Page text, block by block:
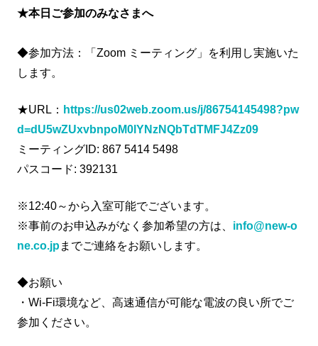
★本日ご参加のみなさまへ
◆参加方法：「Zoom ミーティング」を利用し実施いた
します。
★URL： https://us02web.zoom.us/j/86754145498?pw
d=dU5wZUxvbnpoM0lYNzNQbTdTMFJ4Zz09
ミーティングID: 867 5414 5498
パスコード: 392131
※12:40～から入室可能でございます。
※事前のお申込みがなく参加希望の方は、 info@new-o
ne.co.jpまでご連絡をお願いします。
◆お願い
・Wi-Fi環境など、高速通信が可能な電波の良い所でご
参加ください。